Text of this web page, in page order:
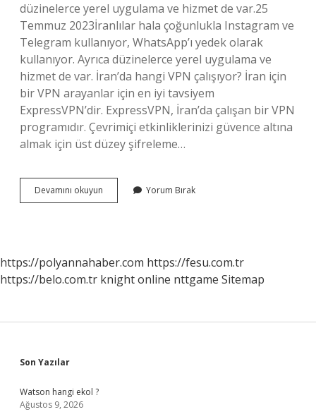
düzinelerce yerel uygulama ve hizmet de var.25
Temmuz 2023İranlılar hala çoğunlukla Instagram ve
Telegram kullanıyor, WhatsApp’ı yedek olarak
kullanıyor. Ayrıca düzinelerce yerel uygulama ve
hizmet de var. İran’da hangi VPN çalışıyor? İran için
bir VPN arayanlar için en iyi tavsiyem
ExpressVPN’dir. ExpressVPN, İran’da çalışan bir VPN
programıdır. Çevrimiçi etkinliklerinizi güvence altına
almak için üst düzey şifreleme…
Devamını okuyun
Whatsapp
Yorum Bırak
https://polyannahaber.com https://fesu.com.tr
https://belo.com.tr knight online nttgame Sitemap
Sidebar
Son Yazılar
Watson hangi ekol ?
Ağustos 9, 2026